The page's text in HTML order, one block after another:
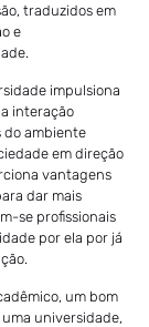
traduzidos em
e
impulsiona
interação
do ambiente
em direção
vantagens
dar mais
se profissionais
por ela por já
um bom
universidade,